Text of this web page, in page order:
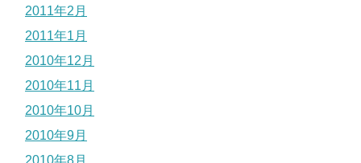
2011年2月
2011年1月
2010年12月
2010年11月
2010年10月
2010年9月